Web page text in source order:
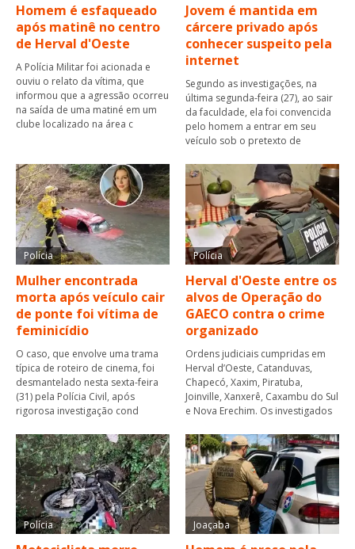
Homem é esfaqueado
após matinê no centro
de Herval d'Oeste
A Polícia Militar foi acionada e
ouviu o relato da vítima, que
informou que a agressão ocorreu
na saída de uma matiné em um
clube localizado na área c
Jovem é mantida em
cárcere privado após
conhecer suspeito pela
internet
Segundo as investigações, na
última segunda-feira (27), ao sair
da faculdade, ela foi convencida
pelo homem a entrar em seu
veículo sob o pretexto de
Polícia
Mulher encontrada
morta após veículo cair
de ponte foi vítima de
feminicídio
O caso, que envolve uma trama
típica de roteiro de cinema, foi
desmantelado nesta sexta-feira
(31) pela Polícia Civil, após
rigorosa investigação cond
Polícia
Herval d'Oeste entre os
alvos de Operação do
GAECO contra o crime
organizado
Ordens judiciais cumpridas em
Herval d’Oeste, Catanduvas,
Chapecó, Xaxim, Piratuba,
Joinville, Xanxerê, Caxambu do Sul
e Nova Erechim. Os investigados
Polícia Joaçaba